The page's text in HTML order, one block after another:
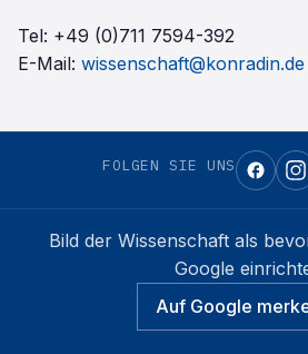
Tel: +49 (0)711 7594-392
E-Mail: wissenschaft@konradin.de
FOLGEN SIE UNS
Bild der Wissenschaft als
Google
Auf Google